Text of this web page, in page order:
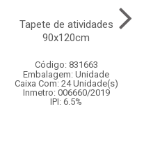
Tapete de atividades
90x120cm
Código: 831663
Embalagem: Unidade
Caixa Com: 24 Unidade(s)
Inmetro: 006660/2019
IPI: 6.5%